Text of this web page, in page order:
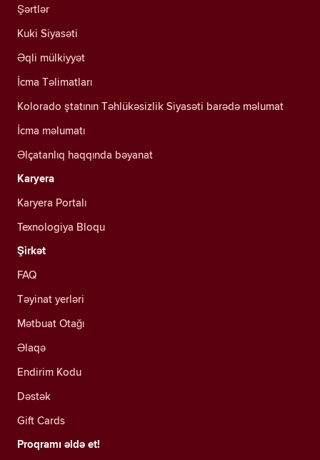
Şərtlər
Kuki Siyasəti
Əqli mülkiyyət
İcma Təlimatları
Kolorado ştatının Təhlükəsizlik Siyasəti barədə məlumat
İcma məlumatı
Əlçatanlıq haqqında bəyanat
Karyera
Karyera Portalı
Texnologiya Bloqu
Şirkət
FAQ
Təyinat yerləri
Mətbuat Otağı
Əlaqə
Endirim Kodu
Dəstək
Gift Cards
Proqramı əldə et!